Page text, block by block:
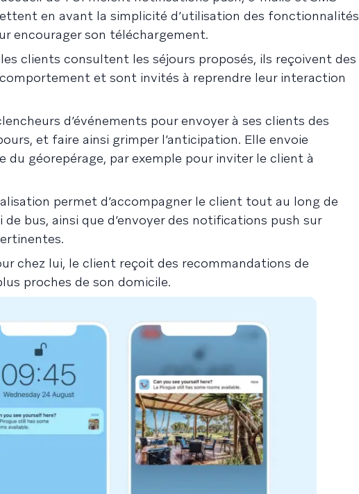
en avant la simplicité d’utilisation des fonctionnalités
encourager son téléchargement.
clients consultent les séjours proposés, ils reçoivent des
et sont invités à reprendre leur interaction
d’événements pour envoyer à ses clients des
et faire ainsi grimper l’anticipation. Elle envoie
du géorepérage, par exemple pour inviter le client à
permet d’accompagner le client tout au long de
bus, ainsi que d’envoyer des notifications push sur
chez lui, le client reçoit des recommandations de
proches de son domicile.